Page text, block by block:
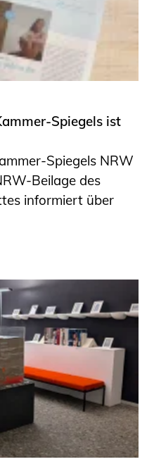
Spiegels ist
Spiegels NRW
Beilage des
informiert über